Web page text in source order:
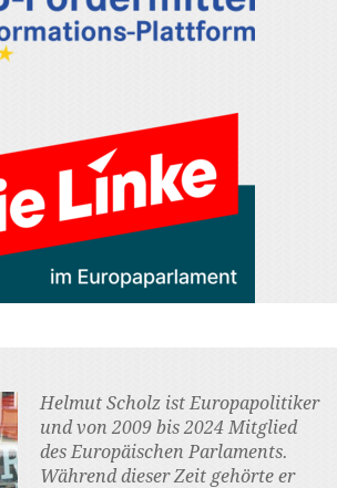
Helmut Scholz ist Europapolitiker
und von 2009 bis 2024 Mitglied
des Europäischen Parlaments.
Während dieser Zeit gehörte er